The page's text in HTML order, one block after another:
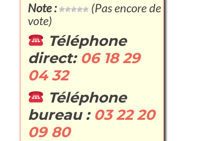
Note :
(Pas encore de
vote)
Téléphone
direct: 06 18 29
04 32
Téléphone
bureau : 03 22 20
09 80